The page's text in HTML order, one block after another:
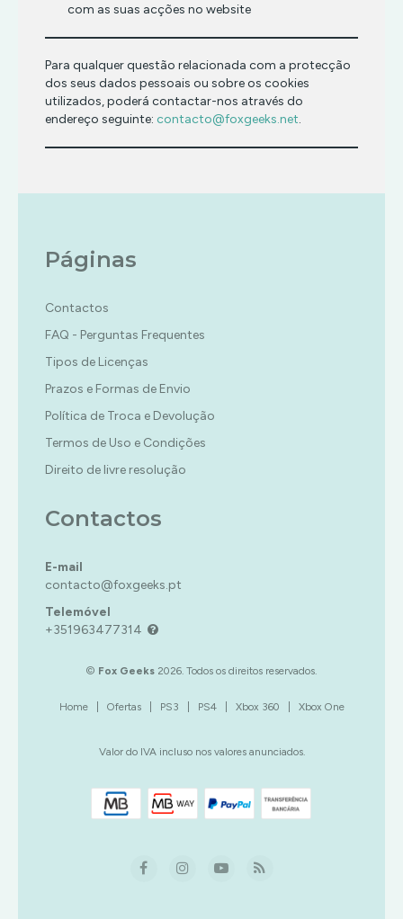
com as suas acções no website
Para qualquer questão relacionada com a protecção
dos seus dados pessoais ou sobre os cookies
utilizados, poderá contactar-nos através do
endereço seguinte: contacto@foxgeeks.net.
Páginas
Contactos
FAQ - Perguntas Frequentes
Tipos de Licenças
Prazos e Formas de Envio
Política de Troca e Devolução
Termos de Uso e Condições
Direito de livre resolução
Contactos
E-mail
contacto@foxgeeks.pt
Telemóvel
+351963477314
© Fox Geeks 2026. Todos os direitos reservados.
Home| Ofertas| PS3 PS4| Xbox 360 Xbox One
Valor do IVA incluso nos valores anunciados.